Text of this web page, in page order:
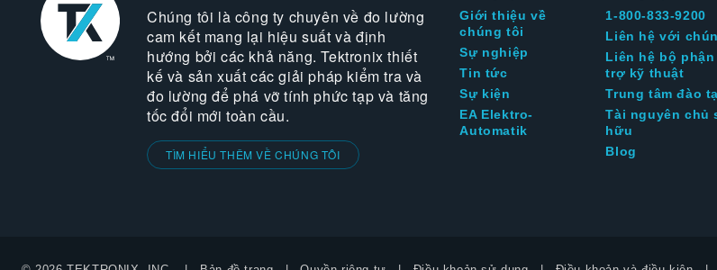
Chúng tôi là công ty chuyên về đo lường
cam kết mang lại hiệu suất và định
hướng bởi các khả năng. Tektronix thiết
kế và sản xuất các giải pháp kiểm tra và
đo lường để phá vỡ tính phức tạp và tăng
tốc đổi mới toàn cầu.
TÌM HIỂU THÊM VỀ CHÚNG TÔI
Giới thiệu về
chúng tôi
Sự nghiệp
Tin tức
Sự kiện
EA Elektro-
Automatik
1-800-833-9200
Liên hệ với
Liên hệ bộ phận
trợ kỹ thuật
Trung tâm đào
Tài nguyên chủ
hữu
Blog